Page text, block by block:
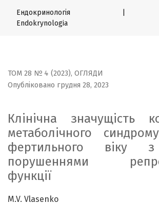
Клінічна значущість компонентів
Ендокринологія |
Endokrynologia
ТОМ 28 № 4 (2023), ОГЛЯДИ
Клінічна значущість
метаболічного
фертильного віку
порушеннями
функції
Опубліковано грудня 28, 2023
M.V. Vlasenko